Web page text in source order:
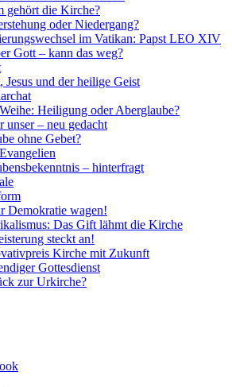
gehört die Kirche?
oder Niedergang?
im Vatikan: Papst LEO XIV
Gott – kann das weg?
Jesus und der heilige Geist
Heiligung oder Aberglaube?
unser – neu gedacht
ohne Gebet?
– hinterfragt
Demokratie wagen!
Das Gift lähmt die Kirche
steckt an!
Kirche mit Zukunft
Gottesdienst
zur Urkirche?